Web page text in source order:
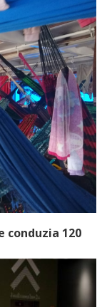
conduzia 120